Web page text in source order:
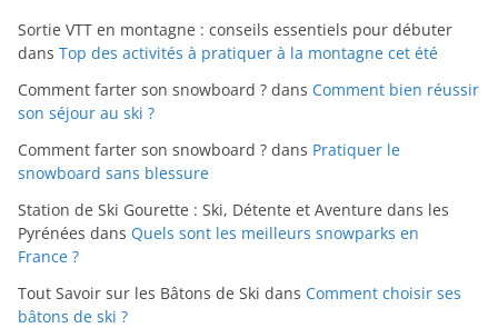
Sortie VTT en montagne : conseils essentiels pour débuter
dans Top des activités à pratiquer à la montagne cet été
Comment farter son snowboard ? dans Comment bien réussir
son séjour au ski ?
Comment farter son snowboard ? dans Pratiquer le
snowboard sans blessure
Station de Ski Gourette : Ski, Détente et Aventure dans les
Pyrénées dans Quels sont les meilleurs snowparks en
France ?
Tout Savoir sur les Bâtons de Ski dans Comment choisir ses
bâtons de ski ?